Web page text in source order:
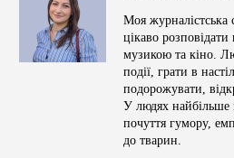
Моя
цікаво
музикою та кіно.
події, грати в
подорожувати,
У людях найбільше
почуття гумору,
до тварин.